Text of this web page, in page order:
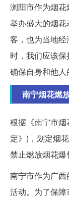
浏阳市作为烟
举办盛大的烟
客，也为当地
时，我们应该
确保自身和他人
南宁烟花燃
根据《南宁市
定》)，划定烟
禁止燃放烟花爆
南宁市作为广
活动。为了保